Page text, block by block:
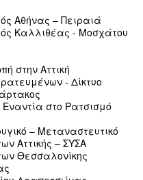
Αθήνας – Πειραιά
Καλλιθέας - Μοσχάτου
στην Αττική
- Δίκτυο
στο Ρατσισμό
– Μεταναστευτικό
Αττικής – ΣΥΣΑ
Θεσσαλονίκης